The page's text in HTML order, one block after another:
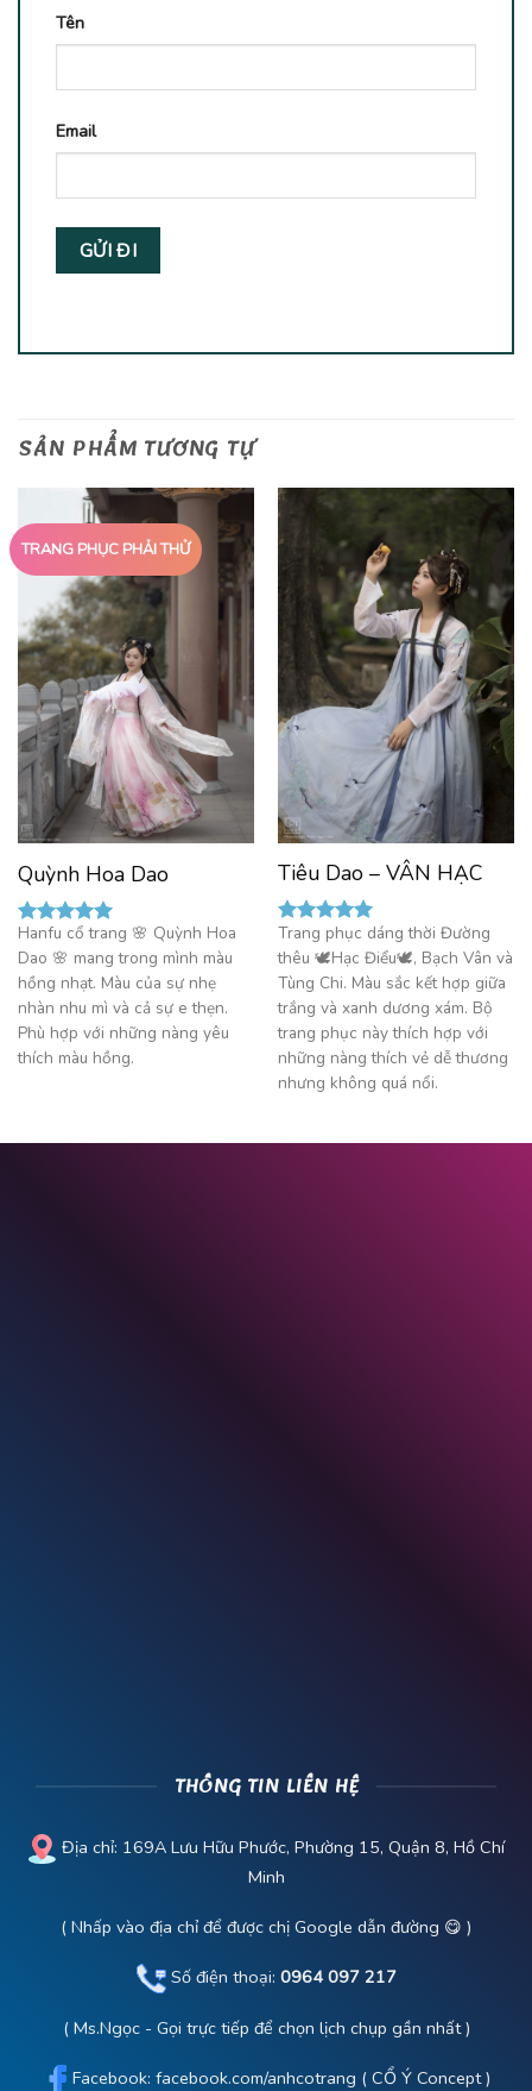
Tên
Email
SẢN PHẨM TƯƠNG TỰ
TRANG PHỤC PHẢI THỬ
Quỳnh Hoa Dao
Được xếp
hạng5.00
5 sao
Hanfu cổ trang 🌸 Quỳnh Hoa
Dao 🌸 mang trong mình màu
hồng nhạt. Màu của sự nhẹ
nhàn nhu mì và cả sự e thẹn.
Phù hợp với những nàng yêu
thích màu hồng.
Tiêu Dao – VÂN HẠC
Được xếp
hạng5.00
5 sao
Trang phục dáng thời Đường
thêu 🕊️Hạc Điểu🕊️, Bạch Vân và
Tùng Chi. Màu sắc kết hợp giữa
trắng và xanh dương xám. Bộ
trang phục này thích hợp với
những nàng thích vẻ dễ thương
nhưng không quá nổi.
THÔNG TIN LIÊN HỆ
Địa chỉ: 169A Lưu Hữu Phước, Phường 15, Quận 8, Hồ Chí
Minh
( Nhấp vào địa chỉ để được chị Google dẫn đường 😋 )
Số điện thoại: 0964 097 217
( Ms.Ngọc - Gọi trực tiếp để chọn lịch chụp gần nhất )
Facebook: facebook.com/anhcotrang ( CỔ Ý Concept )